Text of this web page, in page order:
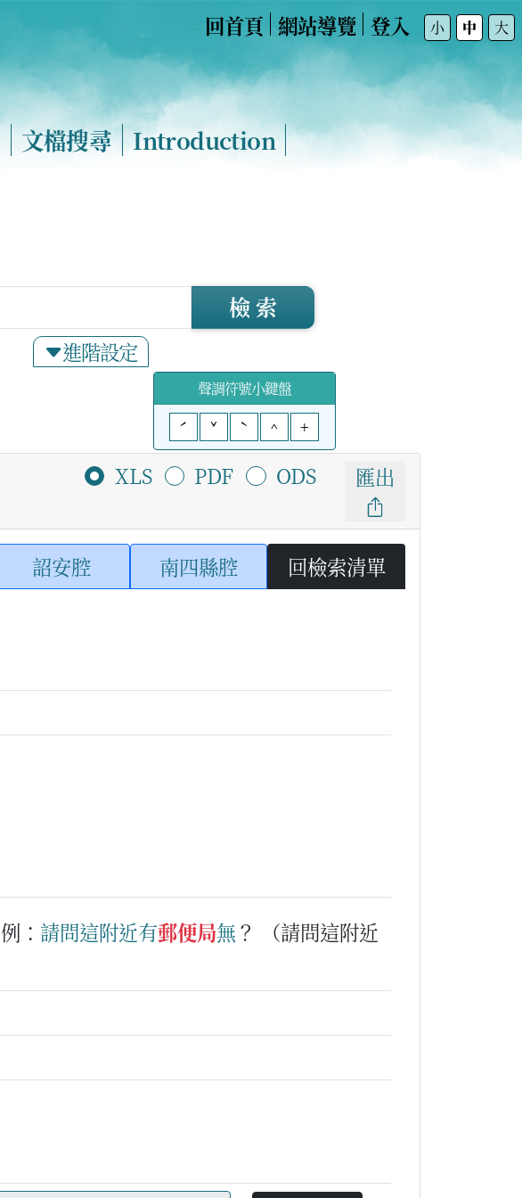
回首頁 網站導覽 登入 小 中 大
文檔搜尋 Introduction
進階設定
檢 索
聲調符號小鍵盤
ˊ
ˇ ˋ ^ +
XLS PDF ODS 匯出
詔安腔 南四縣腔 回檢索清單
例： 請問這附近有郵便局無？
（請問這附近